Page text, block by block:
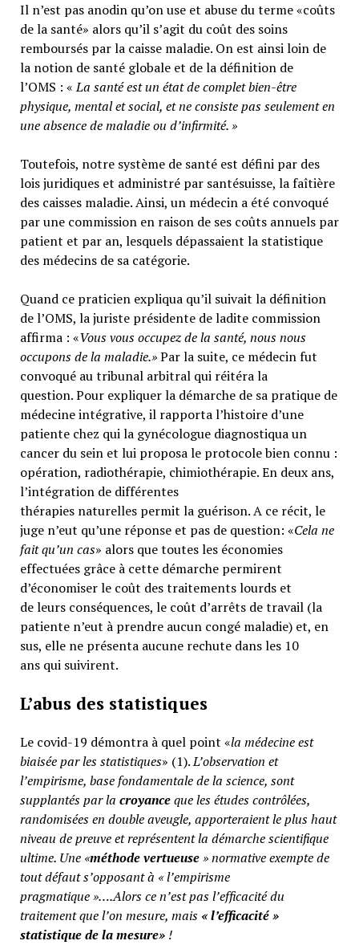
Il n’est pas anodin qu’on use et abuse du terme «coûts
de la santé» alors qu’il s’agit du coût des soins
remboursés par la caisse maladie. On est ainsi loin de
la notion de santé globale et de la définition de
l’OMS : «La santé est un état de complet bien-être
physique, mental et social, et ne consiste pas seulement en
une absence de maladie ou d’infirmité.»
Toutefois, notre système de santé est défini par des
lois juridiques et administré par santésuisse, la faîtière
des caisses maladie. Ainsi, un médecin a été convoqué
par une commission en raison de ses coûts annuels par
patient et par an, lesquels dépassaient la statistique
des médecins de sa catégorie.
Quand ce praticien expliqua qu’il suivait la définition
de l’OMS, la juriste présidente de ladite commission
affirma : «Vous vous occupez de la santé, nous nous
occupons de la maladie.»Par la suite, ce médecin fut
convoqué au tribunal arbitral qui réitéra la
question. Pour expliquer la démarche de sa pratique de
médecine intégrative, il rapporta l’histoire d’une
patiente chez qui la gynécologue diagnostiqua un
cancer du sein et lui proposa le protocole bien connu :
opération, radiothérapie, chimiothérapie. En deux ans,
l’intégration de différentes
thérapies naturelles permit la guérison. A ce récit, le
juge n’eut qu’une réponse et pas de question: «Cela ne
fait qu’un cas» alors que toutes les économies
effectuées grâce à cette démarche permirent
d’économiser le coût des traitements lourds et
de leurs conséquences, le coût d’arrêts de travail (la
patiente n’eut à prendre aucun congé maladie) et, en
sus, elle ne présenta aucune rechute dans les 10
ans qui suivirent.
L’abus des statistiques
Le covid-19 démontra à quel point «la médecine est
biaisée par les statistiques» (1).L’observation et
l’empirisme, base fondamentale de la science, sont
supplantés par la croyanceque les études contrôlées,
randomisées en double aveugle, apporteraient le plus haut
niveau de preuve et représentent la démarche scientifique
ultime. Une «méthode vertueuse» normative exempte de
tout défaut s’opposant à « l’empirisme
pragmatique »….Alors ce n’est pas l’efficacité du
traitement que l’on mesure, mais «l’efficacité »
statistique de la mesure» !